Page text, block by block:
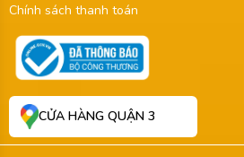
Chính sách thanh toán
CỬA HÀNG QUẬN 3